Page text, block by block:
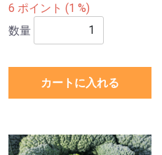
6 ポイント (1 %)
数量
カートに入れる